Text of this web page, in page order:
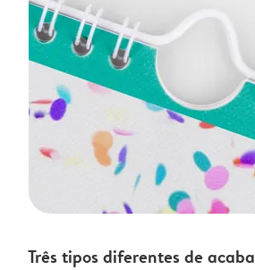
Três tipos diferentes de